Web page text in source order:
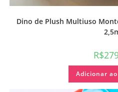
Dino de Plush Multiuso
R$
Adicionar